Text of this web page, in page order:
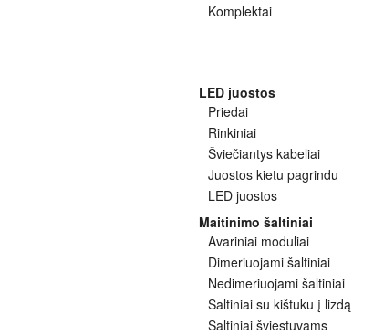
Komplektai
LED juostos
Priedai
Rinkiniai
Šviečiantys kabeliai
Juostos kietu pagrindu
LED juostos
Maitinimo šaltiniai
Avariniai moduliai
Dimeriuojami šaltiniai
Nedimeriuojami šaltiniai
Šaltiniai su kištuku į lizdą
Šaltiniai šviestuvams